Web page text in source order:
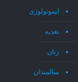
ایمونولوژی
تغذیه
زنان
سالمندان